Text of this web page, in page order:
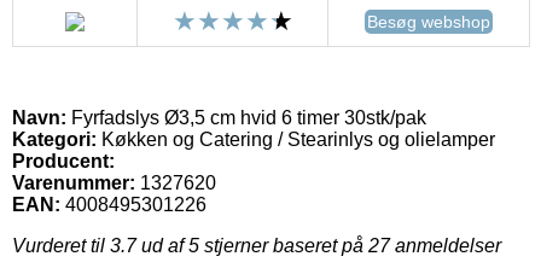
Besøg webshop
Navn: Fyrfadslys Ø3,5 cm hvid 6 timer 30stk/pak
Kategori: Køkken og Catering / Stearinlys og olielamper
Producent:
Varenummer: 1327620
EAN: 4008495301226
Vurderet til 3.7ud af 5 stjerner baseret på 27anmeldelser